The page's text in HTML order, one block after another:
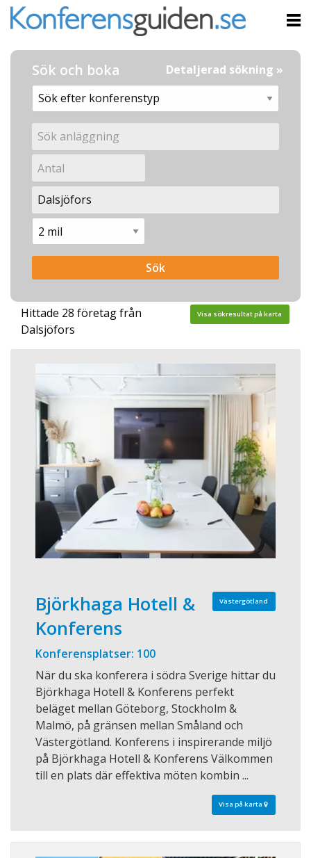
Sök och boka Detaljerad sökning »
Hittade 28 företag från
Dalsjöfors
Visa sökresultat på karta
Västergötland
Björkhaga Hotell &
Konferens
Konferensplatser: 100
När du ska konferera i södra Sverige hittar du
Björkhaga Hotell & Konferens perfekt
beläget mellan Göteborg, Stockholm &
Malmö, på gränsen mellan Småland och
Västergötland. Konferens i inspirerande miljö
på Björkhaga Hotell & Konferens Välkommen
till en plats där effektiva möten kombin ...
Visa på karta